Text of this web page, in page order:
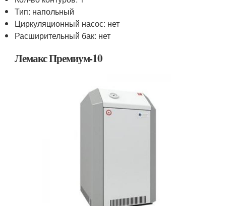
Тип: напольный
Циркуляционный насос: нет
Расширительный бак: нет
Лемакс Премиум-10